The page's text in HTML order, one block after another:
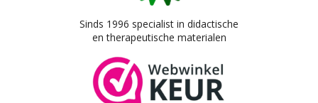
Sinds 1996 specialist in didactische
en therapeutische materialen